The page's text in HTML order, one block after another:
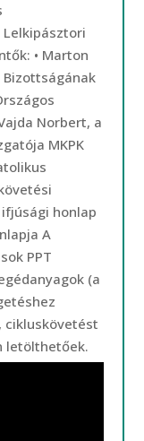
• Marton
Bizottságának
Norbert, a
MKPK
honlap
A
PPT
(a
cikluskövetést
letölthetőek.